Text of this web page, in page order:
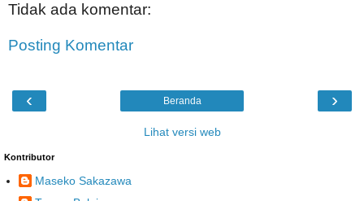
Tidak ada komentar:
Posting Komentar
‹ ›
Beranda
Lihat versi web
Kontributor
Maseko Sakazawa